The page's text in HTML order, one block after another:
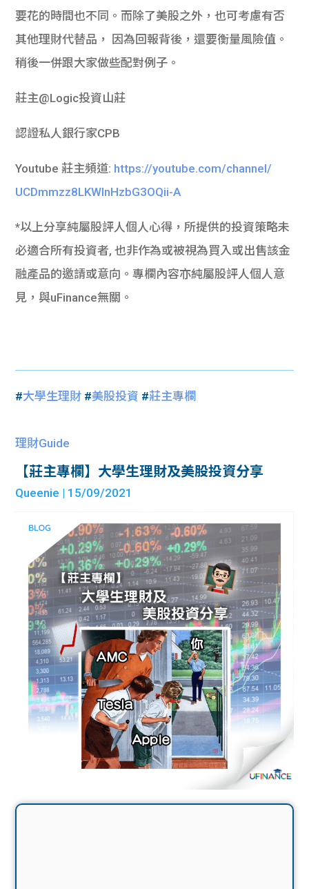
要花的時間也不同。 而除了美股之外，也可考慮有否
其他理財代替品， 因為回報背後，還要衡量風險值。
稍後一併跟大家做些配對例子。
莊主@Logic投資山莊
認證私人銀行家CPB
Youtube 莊主頻道: https://youtube.com/channel/
UCDmmzz8LKWInHzbG3OQii-A
*以上分享純屬股評人個人心得，所提供的投資策略未
必適合所有投資者, 也非作為或被視為買入或出售該金
融產品的邀請或意向。專欄內容亦純屬股評人個人意
見，與uFinance無關。
#大學生理財 #美股投資 #莊主專欄
理財Guide
【莊主專欄】大學生理財及美股投資分享
Queenie | 15/09/2021